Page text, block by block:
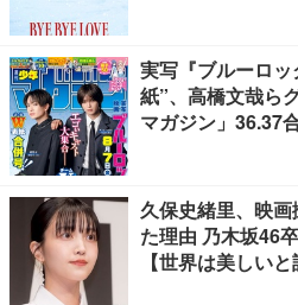
実写『ブルーロ
紙”、高橋文哉ら
マガジン」36.37
久保史緒里、映
た理由 乃木坂46
【世界は美しい